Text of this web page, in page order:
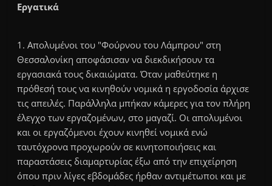
Εργατικά
1. Απολυμένοι του "Φούρνου του Λάμπρου" στη
Θεσσαλονίκη αποφάσισαν να διεκδικήσουν τα
εργασιακά τους δικαιώματα. Όταν μαθεύτηκε η
πρόθεσή τους να κινηθούν νομικά η εργοδοσία άρχισε
τις απειλές. Παράλληλα μπήκαν κάμερες για τον πλήρη
έλεγχο των εργαζομένων, στο μαγαζί. Οι απολυμένοι
και οι εργαζόμενοι έχουν κινηθεί νομικά ενώ
ταυτόχρονα προχωρούν σε κινητοποιήσεις και
παραστάσεις διαμαρτυρίας έξω από την επιχείρηση
όπου πριν λίγες εβδομάδες ήρθαν αντιμέτωποι και με